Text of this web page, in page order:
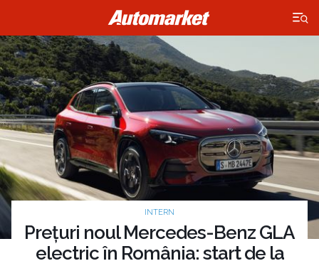
×
INTERN
Prețuri noul Mercedes-Benz GLA
electric în România: start de la